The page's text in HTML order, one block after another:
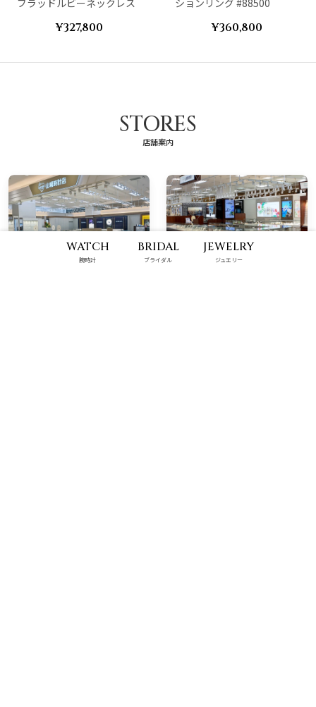
ブラッドルビーネックレス
¥327,800
ションリング #88500
¥360,800
STORES
店舗案内
WATCH
腕時計
BRIDAL
ブライダル
JEWELRY
ジュエリー